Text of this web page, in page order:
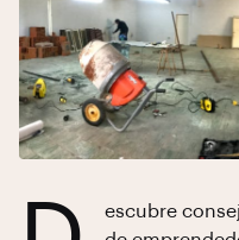
escubre